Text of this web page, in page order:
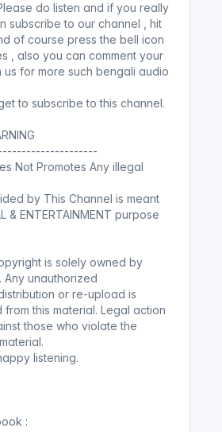
do listen and if you really
subscribe to our channel , hit
of course press the bell icon
, also you can comment your
us for more such bengali audio
to subscribe to this channel.
Not Promotes Any illegal
by This Channel is meant
& ENTERTAINMENT purpose
is solely owned by
Any unauthorized
or re-upload is
this material. Legal action
those who violate the
listening.
: